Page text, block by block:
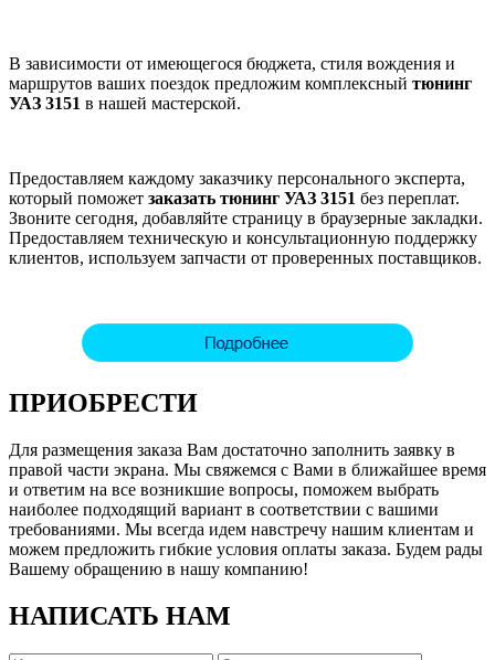
В зависимости от имеющегося бюджета, стиля вождения и
маршрутов ваших поездок предложим комплексный тюнинг
УАЗ 3151 в нашей мастерской.
Предоставляем каждому заказчику персонального эксперта,
который поможет заказать тюнинг УАЗ 3151 без переплат.
Звоните сегодня, добавляйте страницу в браузерные закладки.
Предоставляем техническую и консультационную поддержку
клиентов, используем запчасти от проверенных поставщиков.
ПРИОБРЕСТИ
Для размещения заказа Вам достаточно заполнить заявку в
правой части экрана. Мы свяжемся с Вами в ближайшее время
и ответим на все возникшие вопросы, поможем выбрать
наиболее подходящий вариант в соответствии с вашими
требованиями. Мы всегда идем навстречу нашим клиентам и
можем предложить гибкие условия оплаты заказа. Будем рады
Вашему обращению в нашу компанию!
НАПИСАТЬ НАМ